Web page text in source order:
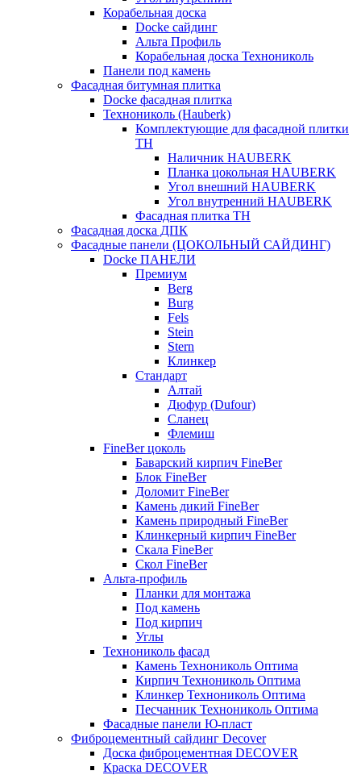
Корабельная доска
Docke сайдинг
Альта Профиль
Корабельная доска Технониколь
Панели под камень
Фасадная битумная плитка
Docke фасадная плитка
Технониколь (Hauberk)
Комплектующие для фасадной плитки
ТН
Наличник HAUBERK
Планка цокольная HAUBERK
Угол внешний HAUBERK
Угол внутренний HAUBERK
Фасадная плитка ТН
Фасадная доска ДПК
Фасадные панели (ЦОКОЛЬНЫЙ САЙДИНГ)
Docke ПАНЕЛИ
Премиум
Berg
Burg
Fels
Stein
Stern
Клинкер
Стандарт
Алтай
Дюфур (Dufour)
Сланец
Флемиш
FineBer цоколь
Баварский кирпич FineBer
Блок FineBer
Доломит FineBer
Камень дикий FineBer
Камень природный FineBer
Клинкерный кирпич FineBer
Скала FineBer
Скол FineBer
Альта-профиль
Планки для монтажа
Под камень
Под кирпич
Углы
Технониколь фасад
Камень Технониколь Оптима
Кирпич Технониколь Оптима
Клинкер Технониколь Оптима
Песчанник Технониколь Оптима
Фасадные панели Ю-пласт
Фиброцементный сайдинг Decover
Доска фиброцементная DECOVER
Краска DECOVER